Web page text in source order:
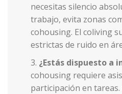
necesitas silencio
trabajo, evita zonas
cohousing. El coliving
estrictas de ruido en
¿Estás dispuesto a
cohousing requiere
participación en tareas.